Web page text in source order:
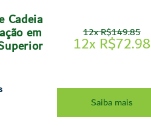
Cadeia
em 12x R$149.85
12x R$72.98
Saiba mais